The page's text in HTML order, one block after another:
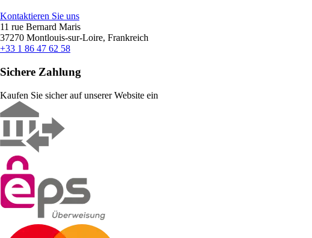
Kontaktieren Sie uns
11 rue Bernard Maris
37270 Montlouis-sur-Loire, Frankreich
+33 1 86 47 62 58
Sichere Zahlung
Kaufen Sie sicher auf unserer Website ein